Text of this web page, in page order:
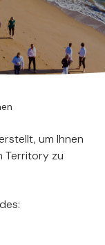
um Ihnen
Territory zu